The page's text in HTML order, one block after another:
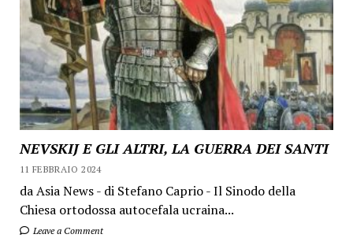
NEVSKIJ E GLI ALTRI, LA GUERRA DEI SANTI
11 FEBBRAIO 2024
da Asia News - di Stefano Caprio - Il Sinodo della
Chiesa ortodossa autocefala ucraina...
Leave a Comment